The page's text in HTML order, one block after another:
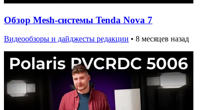
Обзор Mesh-системы Tenda Nova 7
Видеообзоры и дайджесты редакции • 8 месяцев назад